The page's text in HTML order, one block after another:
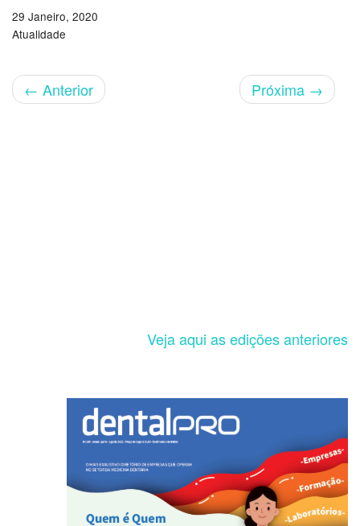
29 Janeiro, 2020
Atualidade
← Anterior Próxima →
Veja aqui as edições anteriores